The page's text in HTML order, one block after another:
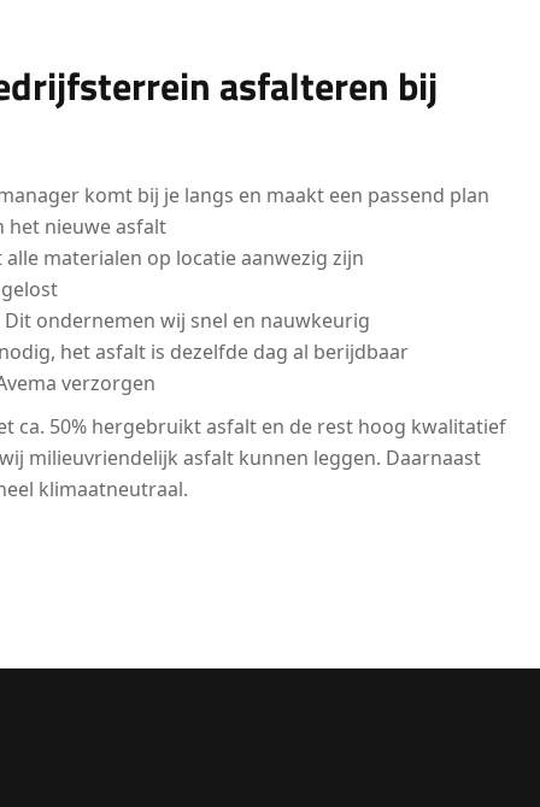
asfalteren bij
komt bij je langs en maakt een passend plan
het nieuwe asfalt
materialen op locatie aanwezig zijn
ondernemen wij snel en nauwkeurig
het asfalt is dezelfde dag al berijdbaar
verzorgen
ca. 50% hergebruikt asfalt en de rest hoog kwalitatief
milieuvriendelijk asfalt kunnen leggen. Daarnaast
klimaatneutraal.